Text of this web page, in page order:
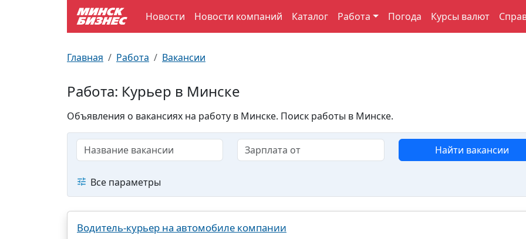
Новости Новости компаний Каталог Работа Погода Курсы валют
Главная Работа Вакансии
Работа: Курьер в Минске
Объявления о вакансиях на работу в Минске. Поиск работы в Минске.
Найти вакансии
Все параметры
Водитель-курьер на автомобиле компании
Улицы Минска
Производственный календарь
Документы для ЗАГСа
Пробки на дорогах